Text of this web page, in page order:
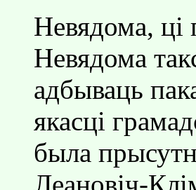
Невядома, цi
Невядома
адбываць
якасцi
была